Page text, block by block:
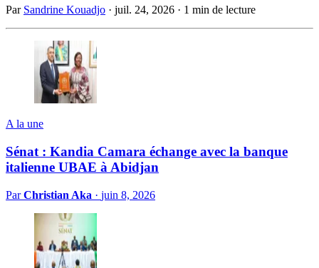
Par Sandrine Kouadjo · juil. 24, 2026 · 1 min de lecture
A la une
Sénat : Kandia Camara échange avec la banque
italienne UBAE à Abidjan
ParChristian Aka · juin 8, 2026